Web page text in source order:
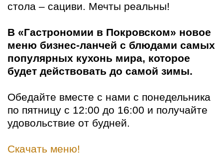
стола – сациви. Мечты реальны!
В «Гастрономии в Покровском» новое
меню бизнес-ланчей с блюдами самых
популярных кухонь мира, которое
будет действовать до самой зимы.
Обедайте вместе с нами с понедельника
по пятницу с 12:00 до 16:00 и получайте
удовольствие от будней.
Скачать меню!